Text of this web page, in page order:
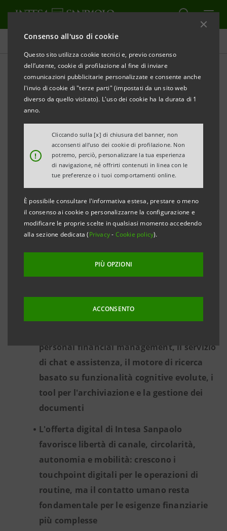
Consenso all'uso di cookie
Questo sito utilizza cookie tecnici e, previo consenso
dell’utente, cookie di profilazione al fine di inviare
comunicazioni pubblicitarie personalizzate e consente anche
l'invio di cookie di "terze parti" (impostati da un sito web
diverso da quello visitato). L'uso dei cookie ha la durata di 1
anno.
!
Cliccando sulla [x] di chiusura del banner, non
acconsenti all’uso dei cookie di profilazione. Non
potremo, perciò, personalizzare la tua esperienza
di navigazione, né offrirti contenuti in linea con le
tue preferenze o i tuoi comportamenti online.
È possibile consultare l'informativa estesa, prestare o meno
il consenso ai cookie o personalizzarne la configurazione e
modificare le proprie scelte in qualsiasi momento accedendo
alla sezione dedicata (Privacy- Cookie policy).
PIÙ OPZIONI
ACCONSENTO
Comunicati stampa
STAMPA AGGIORNA
"2017 EUROPEAN ONLINE BANKING FUNCTIONALITY
BENCHMARK"
PER FORRESTER RESEARCH,
INTESA SANPAOLO È LA TERZA BANCA DIGITAL IN
EUROPA
Riconosciuta nel 2016 da Forrester
Research tra i sette player mondiali leader
nella trasformazione digitale, Intesa
Sanpaolo sale ora sul podio della classifica
dei migliori siti di internet banking
europei
personal financial management, il servizio
di chat e assistenza, il motore di ricerca
basato su funzionalità cognitive evolute, i
tool per l'archiviazione e la gestione dei
documenti
L'offerta digital di Intesa Sanpaolo
favorisce libertà di canale, circolarità,
autonomia e mobilità: crescono i
touchpoint digitali per le operazioni di
routine, ma il contatto umano resta
fondamentale per le esigenze finanziarie
più complesse